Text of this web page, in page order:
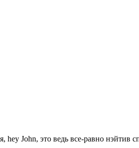
John, это ведь все-равно нэйтив